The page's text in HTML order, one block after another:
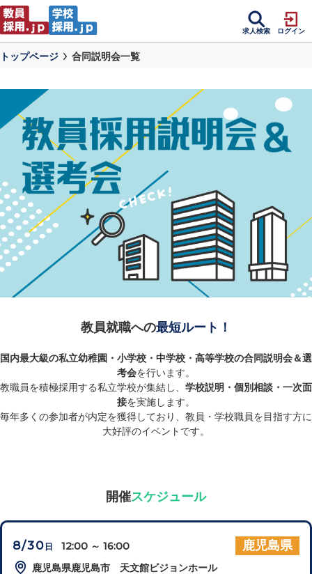
求人検索 ログイン
トップページ 合同説明会一覧
教員就職への最短ルート！
国内最大級の私立幼稚園・小学校・中学校・高等学校の合同説明会＆選
考会を行います。
教職員を積極採用する私立学校が集結し、 学校説明・個別相談・一次面
接を実施します。
毎年多くの参加者が内定を獲得しており、教員・学校職員を目指す方に
大好評のイベントです。
開催スケジュール
8/30 日 12:00 ～ 16:00
鹿児島県鹿児島市 天文館ビジョンホール
鹿児島県